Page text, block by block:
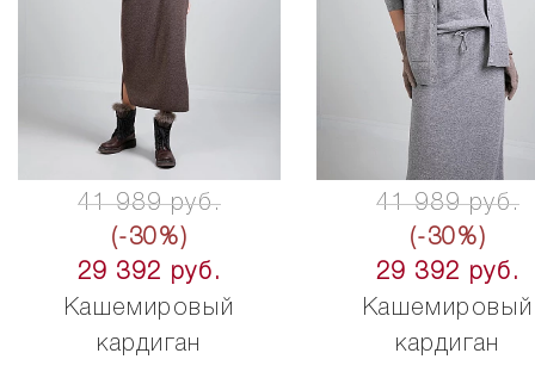
41 989 руб.
(-30%)
29 392 руб.
Кашемировый
кардиган
41 989 руб.
(-30%)
29 392 руб.
Кашемировый
кардиган